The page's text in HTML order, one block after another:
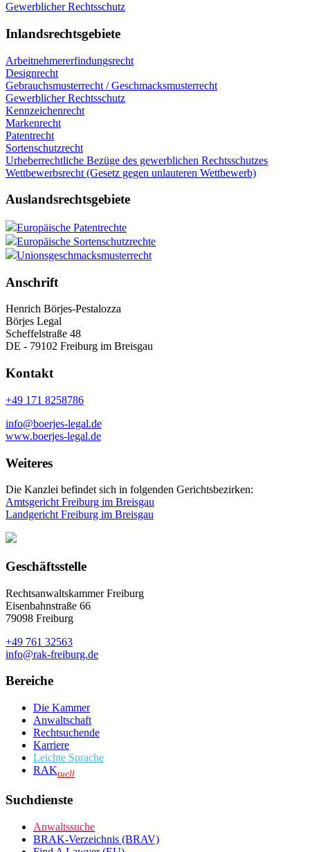
Gewerblicher Rechtsschutz
Inlandsrechtsgebiete
Arbeitnehmererfindungsrecht
Designrecht
Gebrauchsmusterrecht / Geschmacksmusterrecht
Gewerblicher Rechtsschutz
Kennzeichenrecht
Markenrecht
Patentrecht
Sortenschutzrecht
Urheberrechtliche Bezüge des gewerblichen Rechtsschutzes
Wettbewerbsrecht (Gesetz gegen unlauteren Wettbewerb)
Auslandsrechtsgebiete
Europäische Patentrechte
Europäische Sortenschutzrechte
Unionsgeschmacksmusterrecht
Anschrift
Henrich Börjes-Pestalozza
Börjes Legal
Scheffelstraße 48
DE - 79102 Freiburg im Breisgau
Kontakt
+49 171 8258786
info@boerjes-legal.de
www.boerjes-legal.de
Weiteres
Die Kanzlei befindet sich in folgenden Gerichtsbezirken:
Amtsgericht Freiburg im Breisgau
Landgericht Freiburg im Breisgau
Geschäftsstelle
Rechtsanwaltskammer Freiburg
Eisenbahnstraße 66
79098 Freiburg
+49 761 32563
info@rak-freiburg.de
Bereiche
Die Kammer
Anwaltschaft
Rechtsuchende
Karriere
Leichte Sprache
RAKtuell
Suchdienste
Anwaltssuche
BRAK-Verzeichnis (BRAV)